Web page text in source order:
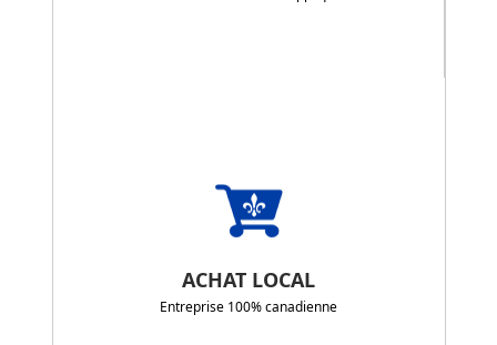
ACHAT LOCAL
Entreprise 100% canadienne